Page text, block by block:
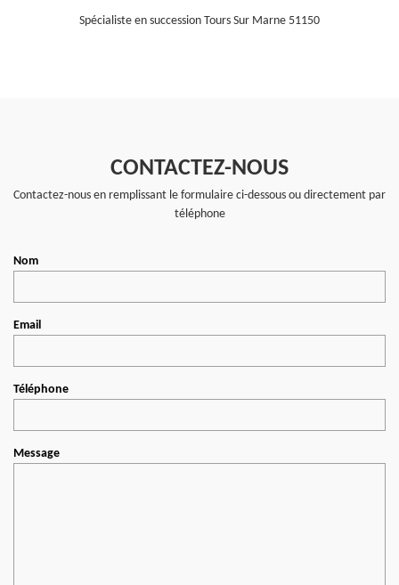
Spécialiste en succession Tours Sur Marne 51150
CONTACTEZ-NOUS
Contactez-nous en remplissant le formulaire ci-dessous ou directement par
téléphone
Nom
Email
Téléphone
Message